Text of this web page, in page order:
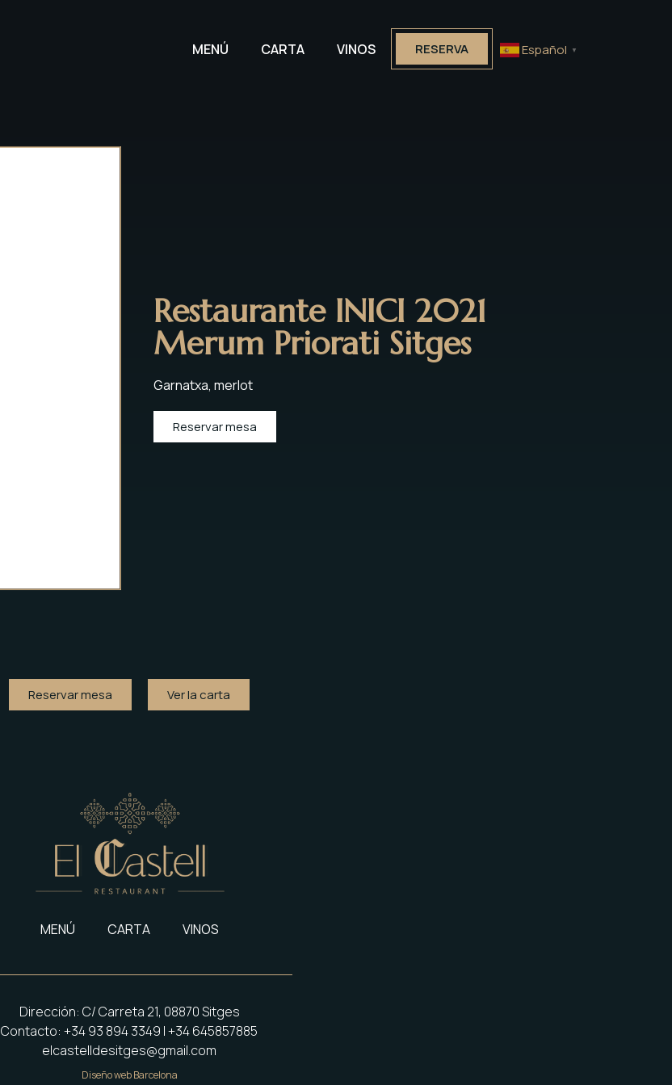
MENÚ CARTA VINOS RESERVA Español ▼
Restaurante INICI 2021
Merum Priorati Sitges
Garnatxa, merlot
Reservar mesa
Reservar mesa Ver la carta
MENÚ CARTA VINOS
Dirección: C/ Carreta 21, 08870 Sitges
Contacto: +34 93 894 3349 | +34 645857885
elcastelldesitges@gmail.com
Diseño web Barcelona